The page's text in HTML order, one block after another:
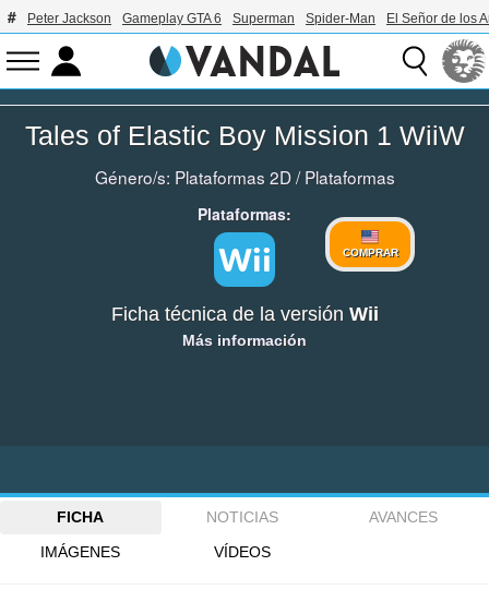
Peter Jackson Gameplay GTA 6 Superman Spider-Man El Señor de los
Tales of Elastic Boy Mission 1 WiiW
Género/s: Plataformas 2D/Plataformas
Plataformas:
COMPRAR
Ficha técnica de la versión Wii
Más información
FICHA NOTICIAS
AVANCES
IMÁGENES
VÍDEOS